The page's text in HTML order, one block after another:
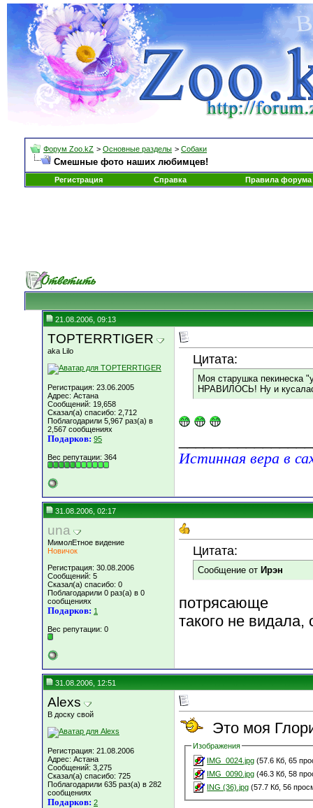
Форум Zoo.kZ > Основные разделы > Собаки
Смешные фото наших любимцев!
Регистрация Справка Правила форума
21.08.2006, 09:13
TOPTERRTIGER
aka Lilo
Регистрация: 23.06.2005
Адрес: Астана
Сообщений: 19,658
Сказал(а) спасибо: 2,712
Поблагодарили 5,967 раз(а) в
2,567 сообщениях
Подарков: 95
Вес репутации: 364
Цитата:
Моя старушка
НРАВИЛОСЬ! Ну и
Истинная вера в
31.08.2006, 02:17
una
МимолЕтное видение
Новичок
Регистрация: 30.08.2006
Сообщений: 5
Сказал(а) спасибо: 0
Поблагодарили 0 раз(а) в 0
сообщениях
Подарков: 1
Вес репутации: 0
Цитата:
Сообщение от Ирэн
потрясающе
такого не
31.08.2006, 12:51
Alexs
В доску свой
Регистрация: 21.08.2006
Адрес: Астана
Сообщений: 3,275
Сказал(а) спасибо: 725
Поблагодарили 635 раз(а) в 282
сообщениях
Подарков: 2
Это моя
Изображения
IMG_0024.jpg (57.6 Кб, 65
IMG_0090.jpg (46.3 Кб, 58
ING (36).jpg (57.7 Кб, 56